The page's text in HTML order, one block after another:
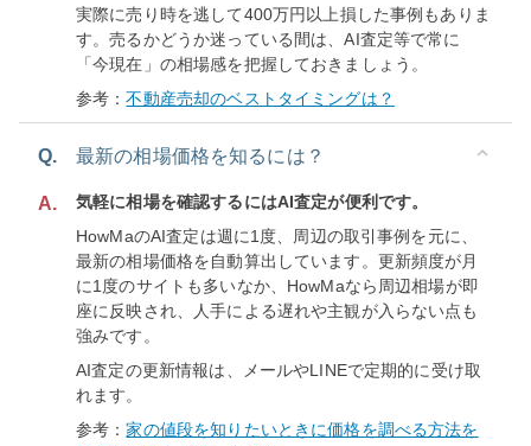
実際に売り時を逃して400万円以上損した事例もありま
す。売るかどうか迷っている間は、AI査定等で常に
「今現在」の相場感を把握しておきましょう。
参考：不動産売却のベストタイミングは？
Q. 最新の相場価格を知るには？
A.
気軽に相場を確認するにはAI査定が便利です。
HowMaのAI査定は週に1度、周辺の取引事例を元に、
最新の相場価格を自動算出しています。更新頻度が月
に1度のサイトも多いなか、HowMaなら周辺相場が即
座に反映され、人手による遅れや主観が入らない点も
強みです。
AI査定の更新情報は、メールやLINEで定期的に受け取
れます。
参考：家の値段を知りたいときに価格を調べる方法を